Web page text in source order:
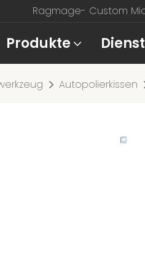
Ragmage- Custom
Produkte
Autopolierkissen